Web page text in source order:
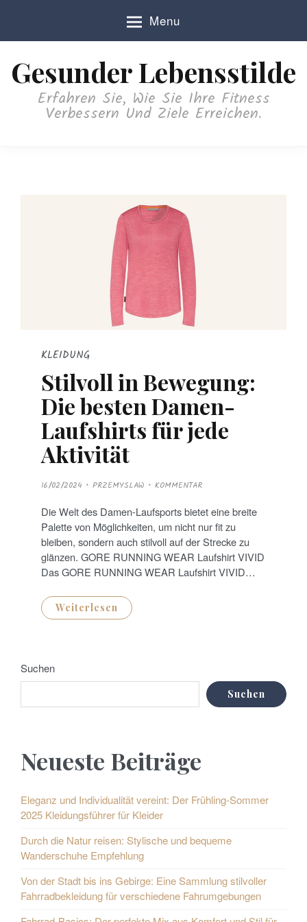
Menu
Gesunder Lebensstilde
Erfahren Sie, Wie Sie Ihre Fitness
Verbessern Und Ziele Erreichen.
KLEIDUNG
Stilvoll in Bewegung:
Die besten Damen-
Laufshirts für jede
Aktivität
P
O
T
E
D
O
N
16/02/2024 PRZEMYSLAW KOMMENTAR
Die Welt des Damen-Laufsports bietet eine breite
Palette von Möglichkeiten, um nicht nur fit zu
bleiben, sondern auch stilvoll auf der Strecke zu
glänzen. GORE RUNNING WEAR Laufshirt VIVID
Das GORE RUNNING WEAR Laufshirt VIVID…
Weiterlesen
Suchen
Suchen
Neueste Beiträge
Eleganz und Individualität vereint: Der Frühling-Sommer
2025 Kleidungsführer für Kleider
Durch die Natur reisen: Stylische und bequeme
Wanderschuhe Empfehlung
Von der Stadt bis ins Gebirge: Eine Sammlung stilvoller
Fahrradbekleidung für verschiedene Fahrumgebungen